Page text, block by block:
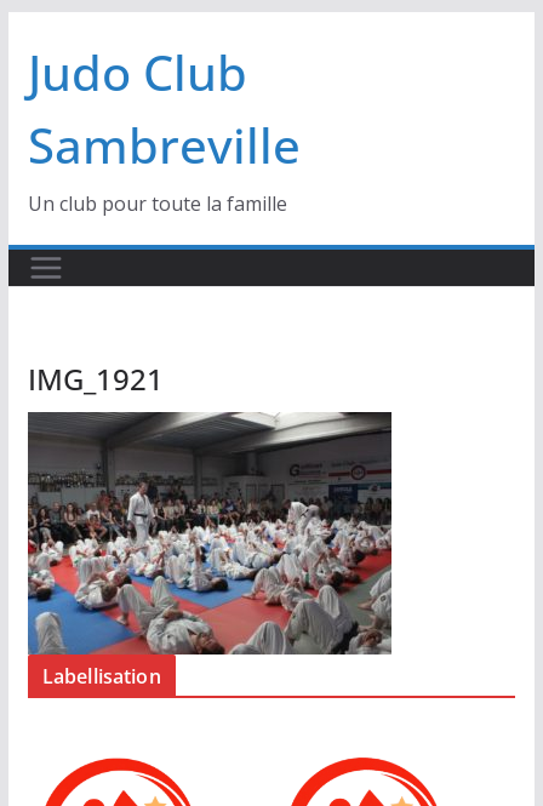
contenu
Judo Club
Sambreville
Un club pour toute la famille
IMG_1921
Labellisation